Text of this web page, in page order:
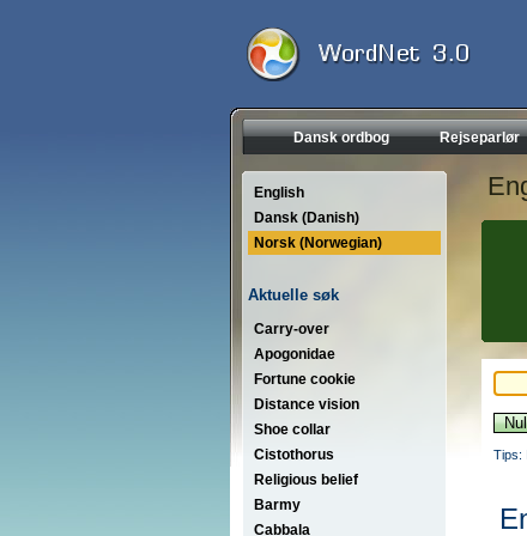
Dansk ordbog Rejseparlør
English
Dansk (Danish)
Norsk (Norwegian)
Aktuelle søk
Carry-over
Apogonidae
Fortune cookie
Distance vision
Shoe collar
Cistothorus
Religious belief
Barmy
Cabbala
Tips: